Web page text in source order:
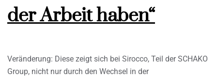
der Arbeit haben“
Veränderung: Diese zeigt sich bei Sirocco, Teil der SCHAKO
Group, nicht nur durch den Wechsel in der